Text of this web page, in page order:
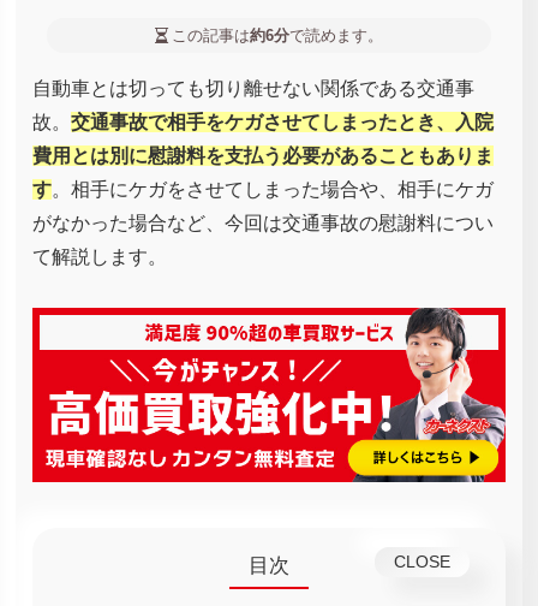
この記事は約6分で読めます。
自動車とは切っても切り離せない関係である交通事
故。 交通事故で相手をケガさせてしまったとき、入院
費用とは別に慰謝料を支払う必要があることもありま
す。相手にケガをさせてしまった場合や、相手にケガ
がなかった場合など、今回は交通事故の慰謝料につい
て解説します。
目次